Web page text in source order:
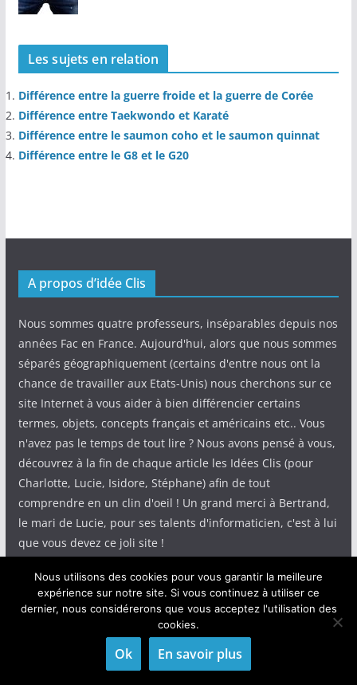
Les sujets en relation
Différence entre la guerre froide et la guerre de Corée
Différence entre Taekwondo et Karaté
Différence entre le saumon coho et le saumon quinnat
Différence entre le G8 et le G20
A propos d’idée Clis
Nous sommes quatre professeurs, inséparables depuis nos
années Fac en France. Aujourd'hui, alors que nous sommes
séparés géographiquement (certains d'entre nous ont la
chance de travailler aux Etats-Unis) nous cherchons sur ce
site Internet à vous aider à bien différencier certains
termes, objets, concepts français et américains etc.. Vous
n'avez pas le temps de tout lire ? Nous avons pensé à vous,
découvrez à la fin de chaque article les Idées Clis (pour
Charlotte, Lucie, Isidore, Stéphane) afin de tout
comprendre en un clin d'oeil ! Un grand merci à Bertrand,
le mari de Lucie, pour ses talents d'informaticien, c'est à lui
que vous devez ce joli site !
IdeeClis. Tous droits réservés.
par ThemeGrill. Propulsé par
Nous utilisons des cookies pour vous garantir la meilleure
expérience sur notre site. Si vous continuez à utiliser ce
dernier, nous considérerons que vous acceptez l'utilisation des
cookies.
Ok En savoir plus